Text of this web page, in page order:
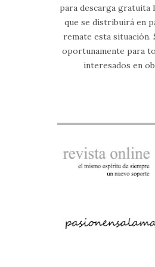
para descarga gratuita
que se distribuirá en
remate esta situación.
oportunamente para
interesados en